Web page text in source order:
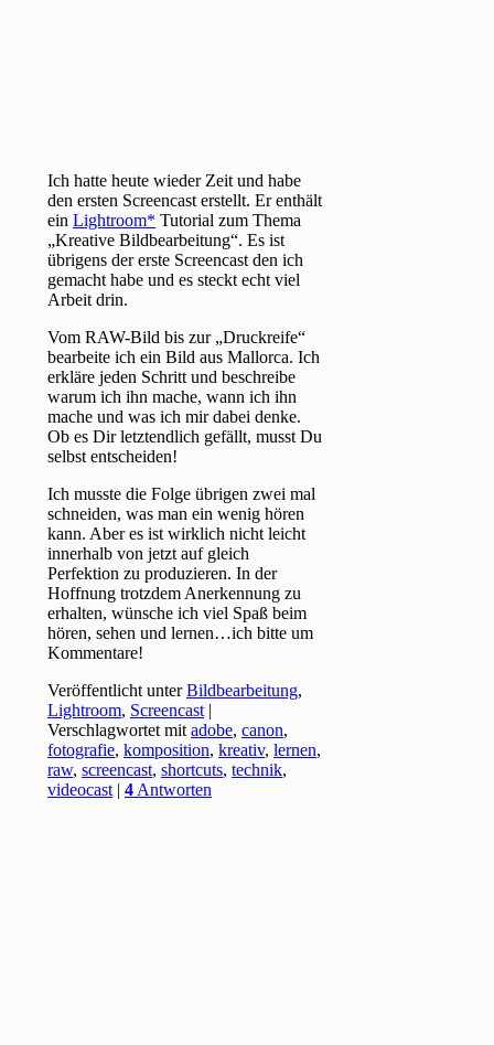
Ich hatte heute wieder Zeit und habe
den ersten Screencast erstellt. Er enthält
einLightroom
Tutorial zum Thema
„Kreative Bildbearbeitung“. Es ist
übrigens der erste Screencast den ich
gemacht habe und es steckt echt viel
Arbeit drin.
Vom RAW-Bild bis zur „Druckreife“
bearbeite ich ein Bild aus Mallorca. Ich
erkläre jeden Schritt und beschreibe
warum ich ihn mache, wann ich ihn
mache und was ich mir dabei denke.
Ob es Dir letztendlich gefällt, musst Du
selbst entscheiden!
Ich musste die Folge übrigen zwei mal
schneiden, was man ein wenig hören
kann. Aber es ist wirklich nicht leicht
innerhalb von jetzt auf gleich
Perfektion zu produzieren. In der
Hoffnung trotzdem Anerkennung zu
erhalten, wünsche ich viel Spaß beim
hören, sehen und lernen…ich bitte um
Kommentare!
Veröffentlicht unter Bildbearbeitung,
Lightroom, Screencast |
Verschlagwortet mit adobe,canon,
fotografie,komposition,kreativ,lernen,
raw,screencast,shortcuts,technik,
videocast |4 Antworten